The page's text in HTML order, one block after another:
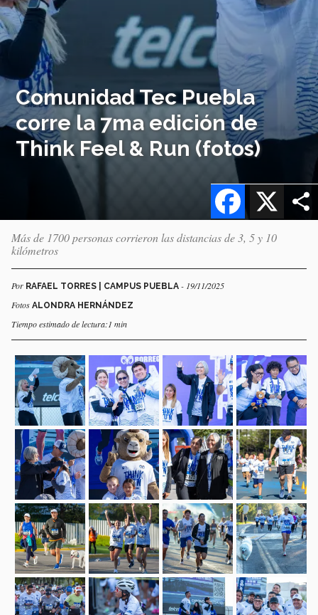
Comunidad Tec Puebla
corre la 7ma edición de
Think Feel & Run (fotos)
X
Facebook
Más de 1700 personas corrieron las distancias de 3, 5 y 10
kilómetros
Por RAFAEL TORRES | CAMPUS PUEBLA - 19/11/2025
Fotos ALONDRA HERNÁNDEZ
Tiempo estimado de lectura:1 min